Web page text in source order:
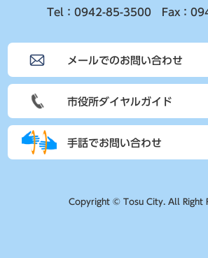
Tel：0942-85-3500 Fax：
メールでのお問い合わせ
市役所ダイヤルガイド
手話でお問い合わせ
Copyright © Tosu City. All Right